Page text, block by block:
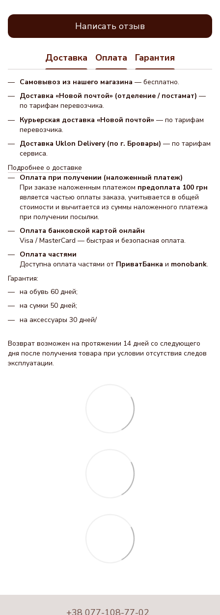
Написать отзыв
Доставка Оплата Гарантия
Самовывоз из нашего магазина — бесплатно.
Доставка «Новой почтой» (отделение / постамат) —
по тарифам перевозчика.
Курьерская доставка «Новой почтой» — по тарифам
перевозчика.
Доставка Uklon Delivery (по г. Бровары) — по тарифам
сервиса.
Подробнее о доставке
Оплата при получении (наложенный платеж)
При заказе наложенным платежом предоплата 100 грн
является частью оплаты заказа, учитывается в общей
стоимости и вычитается из суммы наложенного платежа
при получении посылки.
Оплата банковской картой онлайн
Visa / MasterCard — быстрая и безопасная оплата.
Оплата частями
Доступна оплата частями от ПриватБанка и monobank.
Гарантия:
на обувь 60 дней;
на сумки 50 дней;
на аксессуары 30 днeй/
Возврат возможен на протяжении 14 дней со следующего
дня после получения товара при условии отсутствия следов
эксплуатации.